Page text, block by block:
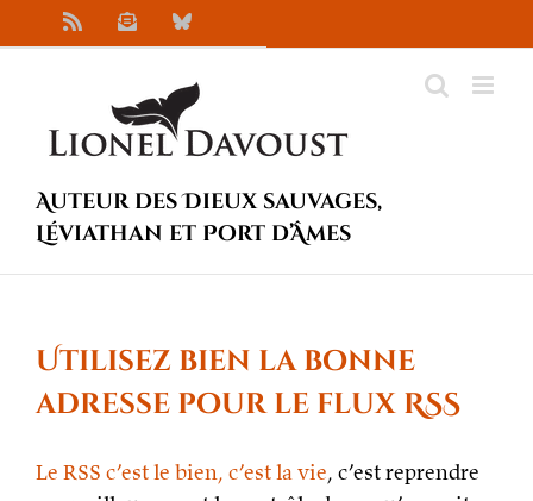
au
NewsletterBluesky
Auteur des Dieux sauvages,
Léviathan et Port d’Âmes
Utilisez bien la bonne
adresse pour le flux RSS
Le RSS c’est le bien, c’est la vie, c’est reprendre